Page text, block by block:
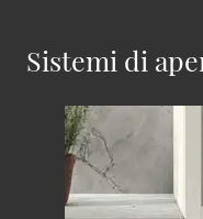
Sistemi di